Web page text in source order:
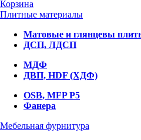
Корзина
Плитные материалы
Матовые и глянцевы
ДСП, ЛДСП
МДФ
ДВП, HDF (ХДФ)
OSB, MFP P5
Фанера
Мебельная фурнитура